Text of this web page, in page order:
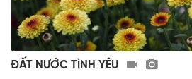
ĐẤT NƯỚC TÌNH YÊU